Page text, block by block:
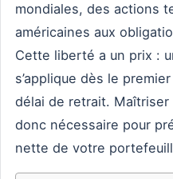
mondiales, des actions
américaines aux
Cette liberté a un prix :
s’applique dès le
délai de retrait. Maîtriser
donc nécessaire pour
nette de votre